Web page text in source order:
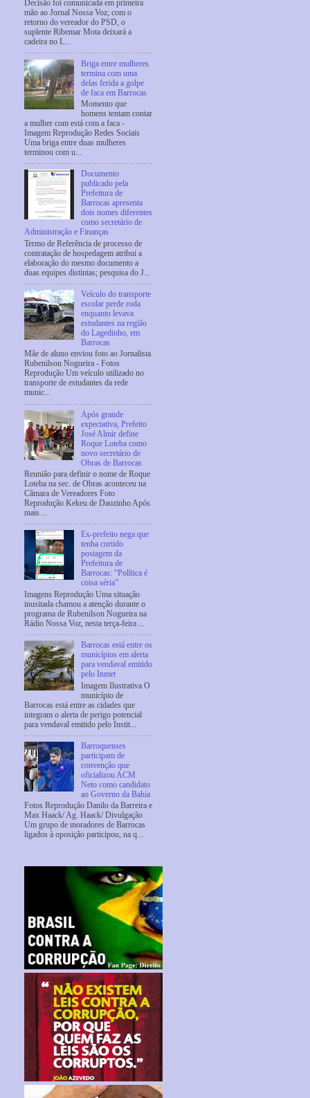
Decisão foi comunicada em primeira
mão ao Jornal Nossa Voz; com o
retorno do vereador do PSD, o
suplente Ribemar Mota deixará a
cadeira no L...
Briga entre mulheres
termina com uma
delas ferida a golpe
de faca em Barrocas
Momento que
homens tentam contar
a mulher com está com a faca -
Imagem Reprodução Redes Sociais
Uma briga entre duas mulheres
terminou com u...
Documento
publicado pela
Prefeitura de
Barrocas apresenta
dois nomes diferentes
como secretário de
Administração e Finanças
Termo de Referência de processo de
contratação de hospedagem atribui a
elaboração do mesmo documento a
duas equipes distintas; pesquisa do J...
Veículo do transporte
escolar perde roda
enquanto levava
estudantes na região
do Lagedinho, em
Barrocas
Mãe de aluno enviou foto ao Jornalista
Rubenilson Nogueira - Fotos
Reprodução Um veículo utilizado no
transporte de estudantes da rede
munic...
Após grande
expectativa, Prefeito
José Almir define
Roque Loteba como
novo secretário de
Obras de Barrocas
Reunião para definir o nome de Roque
Loteba na sec. de Obras aconteceu na
Câmara de Vereadores Foto
Reprodução Kekeu de Daozinho Após
mais ...
Ex-prefeito nega que
tenha curtido
postagem da
Prefeitura de
Barrocas: “Política é
coisa séria”
Imagens Reprodução Uma situação
inusitada chamou a atenção durante o
programa de Rubenilson Nogueira na
Rádio Nossa Voz, nesta terça-feira ...
Barrocas está entre os
municípios em alerta
para vendaval emitido
pelo Inmet
Imagem Ilustrativa O
município de
Barrocas está entre as cidades que
integram o alerta de perigo potencial
para vendaval emitido pelo Instit...
Barroquenses
participam de
convenção que
oficializou ACM
Neto como candidato
ao Governo da Bahia
Fotos Reprodução Danilo da Barreira e
Max Haack/ Ag. Haack/ Divulgação
Um grupo de moradores de Barrocas
ligados à oposição participou, na q...